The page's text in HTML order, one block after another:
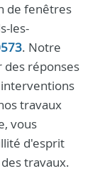
de fenêtres
les-
. Notre
des réponses
travaux
vous
d'esprit
travaux.